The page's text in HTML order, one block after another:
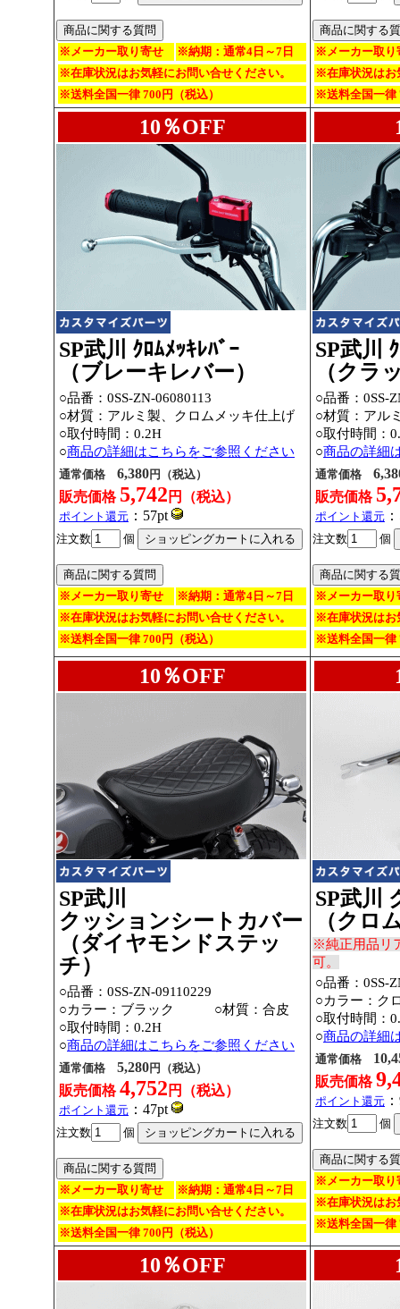
※メーカー取り寄せ
※納期：通常4日～7日
※在庫状況はお気軽にお問い合せください。
※送料全国一律 700円（税込）
※メーカー取り
※在庫状況はお
※送料全国一律
10％OFF
SP武川 ｸﾛﾑﾒｯｷﾚﾊﾞｰ
（ブレーキレバー）
○品番： 0SS-ZN-06080113
○材質：アルミ製、クロムメッキ仕上げ
○取付時間：0.2H
○商品の詳細はこちらをご参照ください
通常価格 6,380円（税込）
販売価格 5,742 円（税込）
ポイント還元 ：57pt
注文数 個
※メーカー取り寄せ
※納期：通常4日～7日
※在庫状況はお気軽にお問い合せください。
※送料全国一律 700円（税込）
SP武川
（クラ
○品番： 0SS-
○材質：アル
○取付時間：
○商品の詳細
通常価格
販売価格
ポイント還元
注文数 個
※メーカー取り
※在庫状況はお
※送料全国一律
10％OFF
SP武川
クッションシートカバー
（ダイヤモンドステッ
チ）
○品番： 0SS-ZN-09110229
○カラー：ブラック ○材質：合皮
○取付時間：0.2H
○商品の詳細はこちらをご参照ください
通常価格 5,280円（税込）
販売価格4,752 円（税込）
ポイント還元 ：47pt
注文数 個
※メーカー取り寄せ
※納期：通常4日～7日
※在庫状況はお気軽にお問い合せください。
※送料全国一律 700円（税込）
SP武川
（クロ
※純正用品リ
可。
○品番：0SS-
○カラー：ク
○取付時間：
○商品の詳細
通常価格
販売価格
ポイント還元
注文数 個
※メーカー取り
※在庫状況はお
※送料全国一律
10％OFF